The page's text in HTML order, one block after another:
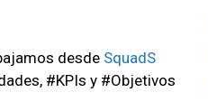
desde SquadS
#KPIs y #Objetivos